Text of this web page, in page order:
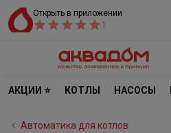
Открыть в приложении
1
АКЦИИ ⭐ КОТЛЫ НАСОСЫ
Автоматика для котлов